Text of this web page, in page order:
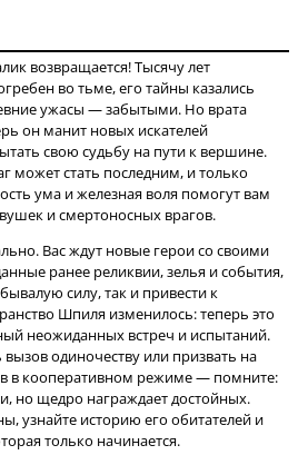
возвращается! Тысячу лет
во тьме, его тайны казались
ужасы — забытыми. Но врата
он манит новых искателей
свою судьбу на пути к вершине.
может стать последним, и только
ума и железная воля помогут вам
Вас ждут новые герои со своими
ранее реликвии, зелья и события,
силу, так и привести к
Шпиля изменилось: теперь это
неожиданных встреч и испытаний.
одиночеству или призвать на
в кооперативном режиме — помните:
но щедро награждает достойных.
узнайте историю его обитателей и
только начинается.